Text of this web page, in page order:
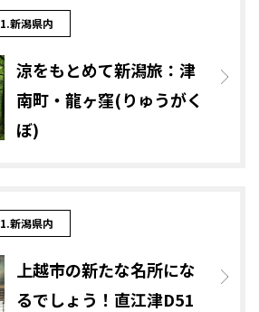
1.新潟県内
涼をもとめて新潟旅：津
南町・龍ヶ窪(りゅうがく
ぼ)
1.新潟県内
上越市の新たな名所にな
るでしょう！直江津D51